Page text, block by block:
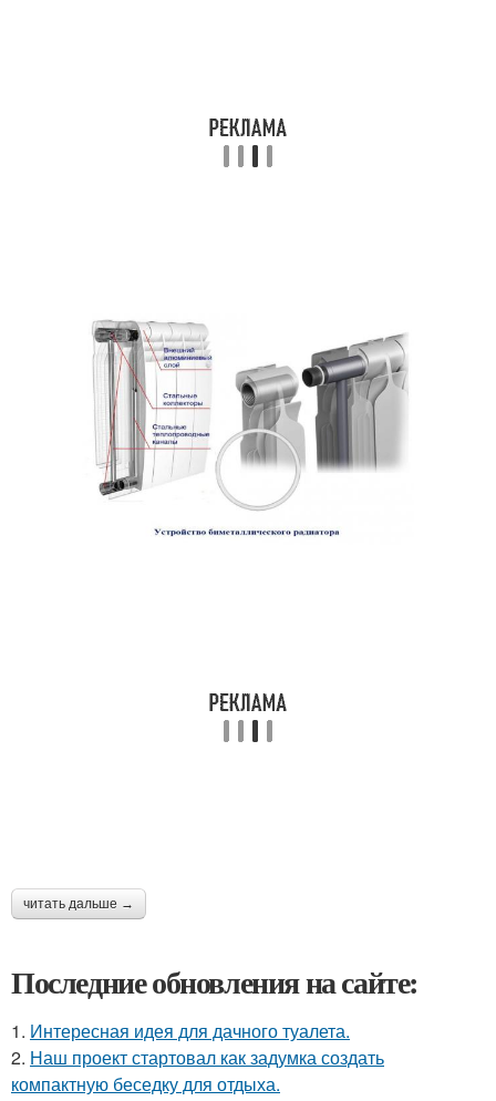
читать дальше →
Последние обновления на сайте:
1. Интересная идея для дачного туалета.
2. Наш проект стартовал как задумка создать
компактную беседку для отдыха.